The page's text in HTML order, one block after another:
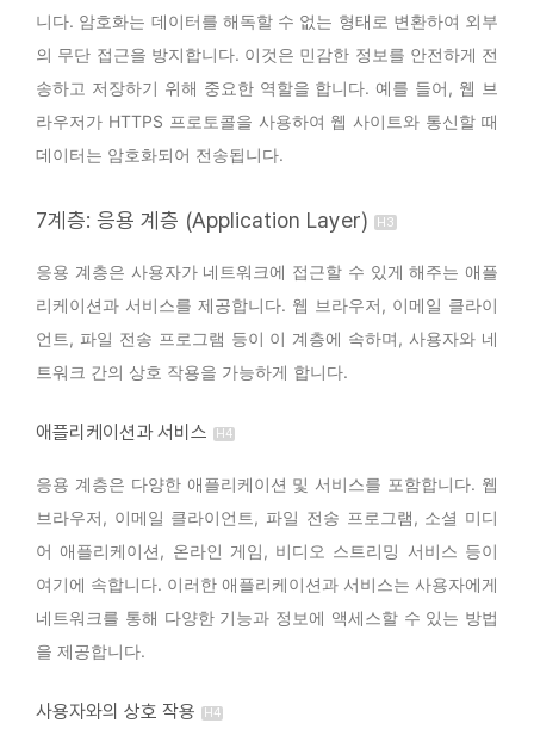
니다. 암호화는 데이터를 해독할 수 없는 형태로 변환하여 외부
의 무단 접근을 방지합니다. 이것은 민감한 정보를 안전하게 전
송하고 저장하기 위해 중요한 역할을 합니다. 예를 들어, 웹 브
라우저가 HTTPS 프로토콜을 사용하여 웹 사이트와 통신할 때
데이터는 암호화되어 전송됩니다.
7계층: 응용 계층 (Application Layer)
응용 계층은 사용자가 네트워크에 접근할 수 있게 해주는 애플
리케이션과 서비스를 제공합니다. 웹 브라우저, 이메일 클라이
언트, 파일 전송 프로그램 등이 이 계층에 속하며, 사용자와 네
트워크 간의 상호 작용을 가능하게 합니다.
애플리케이션과 서비스
응용 계층은 다양한 애플리케이션 및 서비스를 포함합니다. 웹
브라우저, 이메일 클라이언트, 파일 전송 프로그램, 소셜 미디
어 애플리케이션, 온라인 게임, 비디오 스트리밍 서비스 등이
여기에 속합니다. 이러한 애플리케이션과 서비스는 사용자에게
네트워크를 통해 다양한 기능과 정보에 액세스할 수 있는 방법
을 제공합니다.
사용자와의 상호 작용